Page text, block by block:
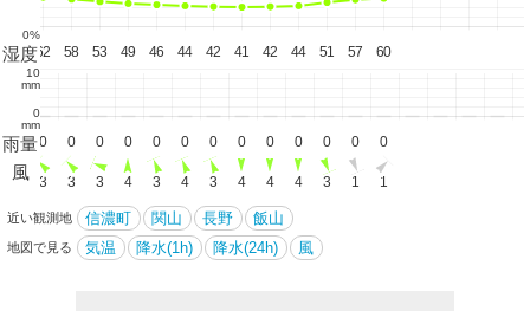
0%
湿度
66 62 58 53 49 46 44 42 41 42 44 51 57 60
10
mm
0
mm
雨量
0 0 0 0 0 0 0 0 0 0 0 0 0 0
風
3 3 3 3 4 3 4 3 4 4 4 3 1 1
近い観測地 信濃町 関山 長野 飯山
地図で見る 気温 降水(1h) 降水(24h) 風